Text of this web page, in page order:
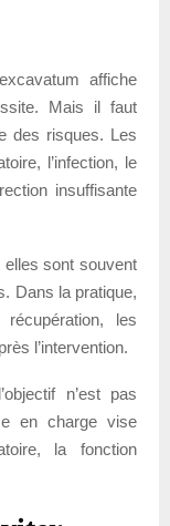
affiche
Mais il faut
des risques. Les
l’infection, le
insuffisante
sont souvent
Dans la pratique,
les
l’intervention.
n’est pas
en charge vise
la fonction